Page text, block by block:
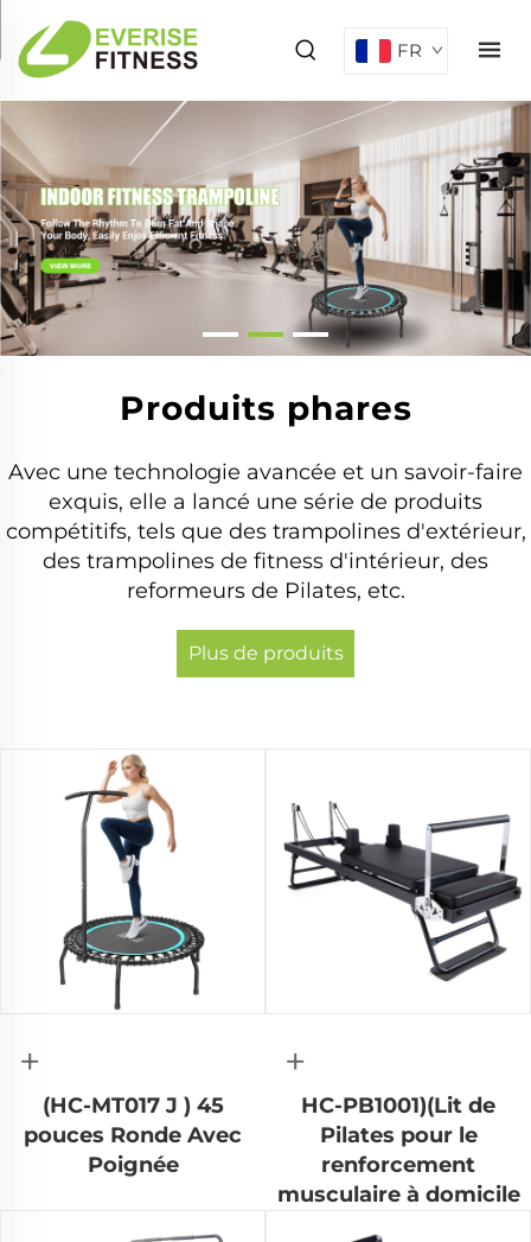
FR
Produits phares
Avec une technologie avancée et un savoir-faire
exquis, elle a lancé une série de produits
compétitifs, tels que des trampolines d'extérieur,
des trampolines de fitness d'intérieur, des
reformeurs de Pilates, etc.
Plus de produits
+
(HC-MT017 J ) 45
pouces Ronde Avec
Poignée
+
HC-PB1001)(Lit de
Pilates pour le
renforcement
musculaire à domicile